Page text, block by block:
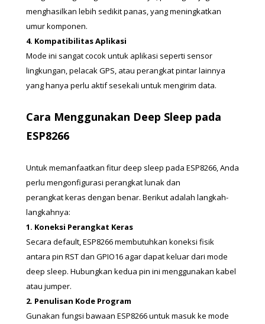
menghasilkan lebih sedikit panas, yang meningkatkan
umur komponen.
4. Kompatibilitas Aplikasi
Mode ini sangat cocok untuk aplikasi seperti sensor
lingkungan, pelacak GPS, atau perangkat pintar lainnya
yang hanya perlu aktif sesekali untuk mengirim data.
Cara Menggunakan Deep Sleep pada
ESP8266
Untuk memanfaatkan fitur deep sleep pada ESP8266, Anda
perlu mengonfigurasi perangkat lunak dan
perangkat keras dengan benar. Berikut adalah langkah-
langkahnya:
1. Koneksi Perangkat Keras
Secara default, ESP8266 membutuhkan koneksi fisik
antara pin RST dan GPIO16 agar dapat keluar dari mode
deep sleep. Hubungkan kedua pin ini menggunakan kabel
atau jumper.
2. Penulisan Kode Program
Gunakan fungsi bawaan ESP8266 untuk masuk ke mode